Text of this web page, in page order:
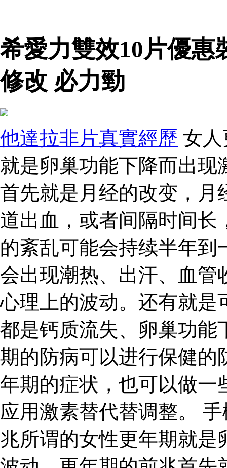
希愛力雙效10片優惠
修改 必力勁
他達拉非片真實經歷 女
就是卵巢功能下降而出现
首先就是月经的改变，月
道出血，或者间隔时间长
的紊乱可能会持续半年
会出现潮热、出汗、血管
心理上的波动。还有就是
都是钙质流失、卵巢功能
期的防病可以进行保健的
年期的症状，也可以做一
应用激素替代替调整。
兆所谓的女性更年期就是